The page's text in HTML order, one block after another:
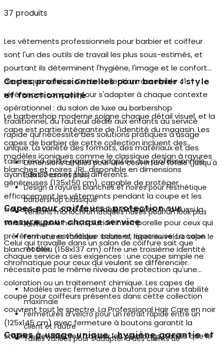
37 produits
Les vêtements professionnels pour barbier et coiffeur
sont l'un des outils de travail les plus sous-estimés, et
pourtant ils déterminent l'hygiène, l'image et le confort
de chaque service. Cette collection rassemble 41
références conçues pour s'adapter à chaque contexte
opérationnel : du salon de luxe au barbershop
traditionnel, du fauteuil dédié aux enfants au service
rapide qui nécessite des solutions pratiques à usage
unique. La variété des formats, des matériaux et des
tailles rend cette gamme adaptée aux professionnels
ayant des besoins très différents.
Capes professionnelles pour barbier : style
et fonctionnalité
Le barbershop moderne soigne chaque détail visuel, et la
cape est partie intégrante de l'identité du magasin. Les
capes de barbierde cette collection incluent des
modèles iconiques comme le classique design à rayures
blanches et noires JRL, disponible en dimensions
généreuses (135x150 cm), capable de protéger
efficacement les vêtements pendant la coupe et les
traitements. À côté du modèle à rayures, il y a aussi la
version JRL unie noire, solution intemporelle pour ceux qui
préfèrent une esthétique sobre et rigoureuse. La cape
blanc et bleu (158x137 cm) offre une troisième identité
chromatique pour ceux qui veulent se différencier.
Dimensions amples pour une couverture totale (jusqu'à
158x137 cm et plus)
Design à rayures blanches et noires pour l'esthétique
barbershop classique
Versions monochromatiques noires pour un look plus
formel
Fermetures variables : boutons, lacet ou velcro selon le
modèle
Capes pour coiffeurs : protection sur
mesure pour chaque service
Celui qui travaille dans un salon de coiffure sait que
chaque service a ses exigences : une coupe simple ne
nécessite pas le même niveau de protection qu'une
coloration ou un traitement chimique. Les capes de
coupe pour coiffeurs présentes dans cette collection
couvrent tout le spectre. La Professional Hair Care en noir
(125x145 cm) avec fermeture à boutons garantit la
stabilité pendant les travaux les plus longs, tandis que le
Modèles avec fermeture à boutons pour une stabilité
maximale
Fermetures à velcro pour un retrait rapide entre un
client et l'autre
Tailles variées pour s'adapter à des clients de
Capes à usage unique : hygiène garantie et